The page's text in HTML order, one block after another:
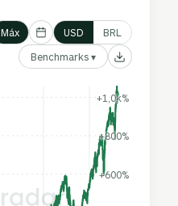
Máx USD BRL
Benchmarks ▾
+600%
+800%
+1,0k%